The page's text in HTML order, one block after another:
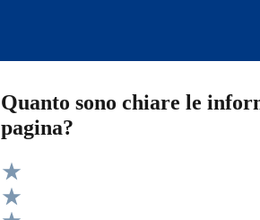
Quanto sono chiare le
pagina?
Valuta 5 stelle su 5